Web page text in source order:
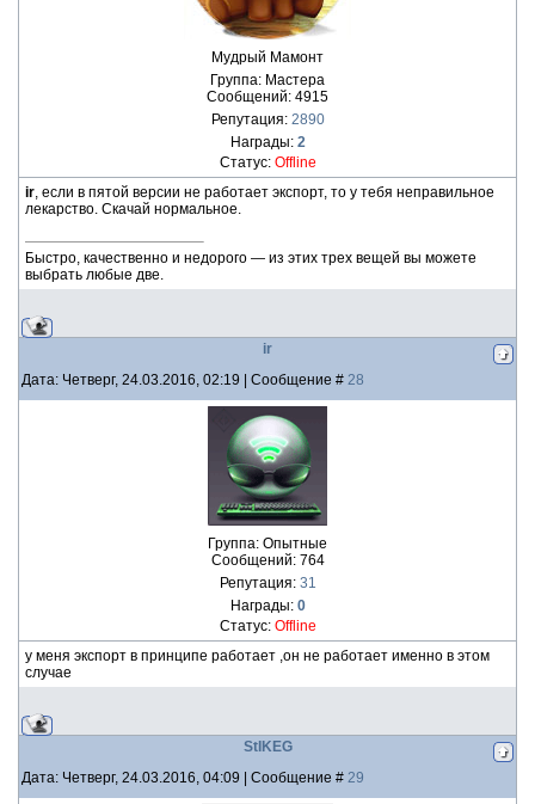
Мудрый Мамонт
Группа: Мастера
Сообщений: 4915
Репутация: 2890
Награды: 2
Статус: Offline
ir, если в пятой версии не работает экспорт, то у тебя неправильное
лекарство. Скачай нормальное.
Быстро, качественно и недорого — из этих трех вещей вы можете
выбрать любые две.
ir
Дата: Четверг, 24.03.2016, 02:19 | Сообщение # 28
Группа: Опытные
Сообщений: 764
Репутация: 31
Награды: 0
Статус: Offline
у меня экспорт в принципе работает ,он не работает именно в этом
случае
StIKEG
Дата: Четверг, 24.03.2016, 04:09 | Сообщение # 29